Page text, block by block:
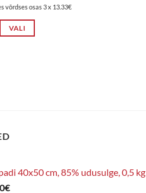
võrdses osas 3 x 13.33€
VALI
40x50 cm, 85% udusulge, 0,5 kg
€